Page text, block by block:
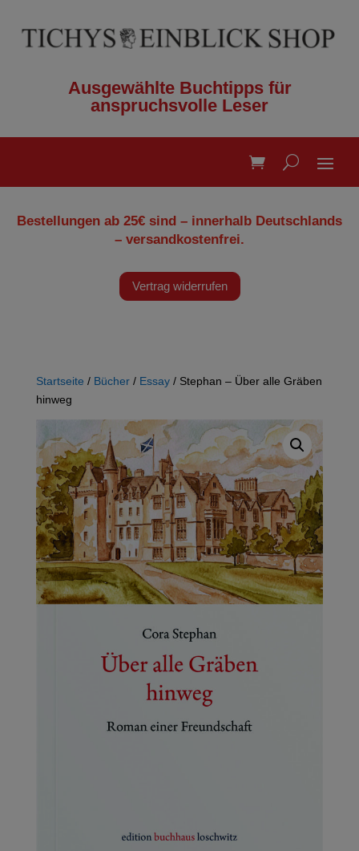
Ausgewählte Buchtipps für
anspruchsvolle Leser
Bestellungen ab 25€ sind – innerhalb Deutschlands
– versandkostenfrei.
Vertrag widerrufen
Startseite / Bücher/ Essay/ Stephan – Über alle Gräben
hinweg